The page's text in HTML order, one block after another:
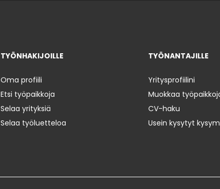
TYÖNHAKIJOILLE
Oma profiili
Etsi työpaikkoja
Selaa yrityksiä
Selaa työluetteloa
TYÖNANTAJILLE
Yritysprofiilini
Muokkaa
CV-haku
Usein kysytyt